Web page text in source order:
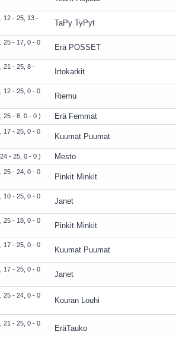
12 - 25, 13 -
TaPy TyPyt
25 - 17, 0 - 0
Erä POSSET
21 - 25, 8 -
Irtokarkit
12 - 25, 0 - 0
Riemu
25 - 8, 0 - 0 ) Erä Femmat
17 - 25, 0 - 0
Kuumat Puumat
- 25, 0 - 0 ) Mesto
25 - 24, 0 - 0
Pinkit Minkit
10 - 25, 0 - 0
Janet
25 - 18, 0 - 0
Pinkit Minkit
17 - 25, 0 - 0
Kuumat Puumat
17 - 25, 0 - 0
Janet
25 - 24, 0 - 0
Kouran Louhi
21 - 25, 0 - 0
EräTauko